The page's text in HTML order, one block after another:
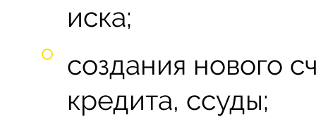
иска;
создания нового
кредита, ссуды;